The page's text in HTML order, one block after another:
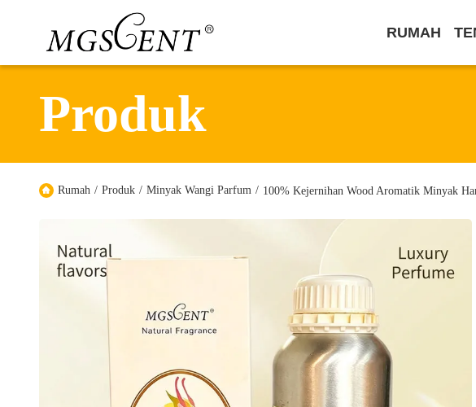
RUMAH
Produk
Rumah / Produk / Minyak Wangi Parfum / 100% Kejernihan Wood Aromatik Minyak